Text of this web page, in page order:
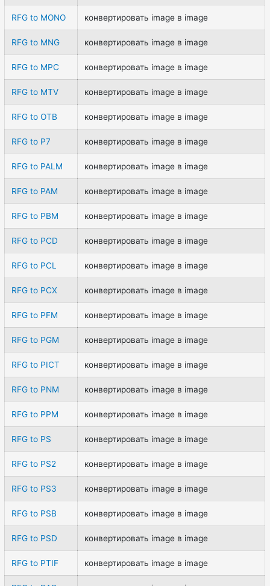
RFG to MONO конвертировать image в image
RFG to MNG конвертировать image в image
RFG to MPC конвертировать image в image
RFG to MTV конвертировать image в image
RFG to OTB конвертировать image в image
RFG to P7 конвертировать image в image
RFG to PALM конвертировать image в image
RFG to PAM конвертировать image в image
RFG to PBM конвертировать image в image
RFG to PCD конвертировать image в image
RFG to PCL конвертировать image в image
RFG to PCX конвертировать image в image
RFG to PFM конвертировать image в image
RFG to PGM конвертировать image в image
RFG to PICT конвертировать image в image
RFG to PNM конвертировать image в image
RFG to PPM конвертировать image в image
RFG to PS конвертировать image в image
RFG to PS2 конвертировать image в image
RFG to PS3 конвертировать image в image
RFG to PSB конвертировать image в image
RFG to PSD конвертировать image в image
RFG to PTIF конвертировать image в image